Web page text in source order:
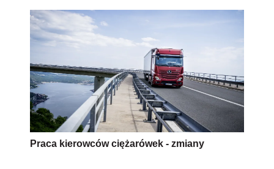
Praca kierowców ciężarówek - zmiany